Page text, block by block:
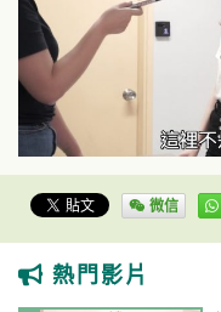
微信
熱門影片